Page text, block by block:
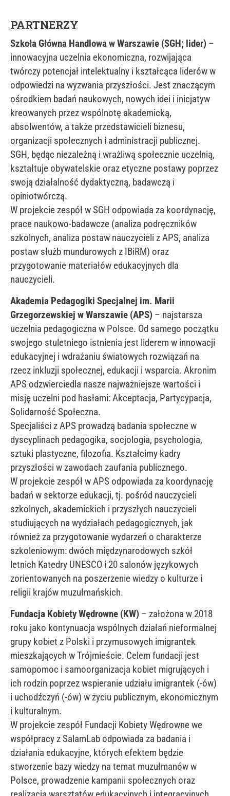
PARTNERZY
Szkoła Główna Handlowa w Warszawie (SGH; lider) –
innowacyjna uczelnia ekonomiczna, rozwijająca
twórczy potencjał intelektualny i kształcąca liderów w
odpowiedzi na wyzwania przyszłości. Jest znaczącym
ośrodkiem badań naukowych, nowych idei i inicjatyw
kreowanych przez wspólnotę akademicką,
absolwentów, a także przedstawicieli biznesu,
organizacji społecznych i administracji publicznej.
SGH, będąc niezależną i wrażliwą społecznie uczelnią,
kształtuje obywatelskie oraz etyczne postawy poprzez
swoją działalność dydaktyczną, badawczą i
opiniotwórczą.
W projekcie zespół w SGH odpowiada za koordynację,
prace naukowo-badawcze (analiza podręczników
szkolnych, analiza postaw nauczycieli z APS, analiza
postaw służb mundurowych z IBiRM) oraz
przygotowanie materiałów edukacyjnych dla
nauczycieli.
Akademia Pedagogiki Specjalnej im. Marii
Grzegorzewskiej w Warszawie (APS) – najstarsza
uczelnia pedagogiczna w Polsce. Od samego początku
swojego stuletniego istnienia jest liderem w innowacji
edukacyjnej i wdrażaniu światowych rozwiązań na
rzecz inkluzji społecznej, edukacji i wsparcia. Akronim
APS odzwierciedla nasze najważniejsze wartości i
misję uczelni pod hasłami: Akceptacja, Partycypacja,
Solidarność Społeczna.
Specjaliści z APS prowadzą badania społeczne w
dyscyplinach pedagogika, socjologia, psychologia,
sztuki plastyczne, filozofia. Kształcimy kadry
przyszłości w zawodach zaufania publicznego.
W projekcie zespół w APS odpowiada za koordynację
badań w sektorze edukacji, tj. pośród nauczycieli
szkolnych, akademickich i przyszłych nauczycieli
studiujących na wydziałach pedagogicznych, jak
również za przygotowanie wydarzeń o charakterze
szkoleniowym: dwóch międzynarodowych szkół
letnich Katedry UNESCO i 20 salonów językowych
zorientowanych na poszerzenie wiedzy o kulturze i
religii krajów muzułmańskich.
Fundacja Kobiety Wędrowne (KW) – założona w 2018
roku jako kontynuacja wspólnych działań nieformalnej
grupy kobiet z Polski i przymusowych imigrantek
mieszkających w Trójmieście. Celem fundacji jest
samopomoc i samoorganizacja kobiet migrujących i
ich rodzin poprzez wspieranie udziału imigrantek (-ów)
i uchodźczyń (-ów) w życiu publicznym, ekonomicznym
i kulturalnym.
W projekcie zespół Fundacji Kobiety Wędrowne we
współpracy z SalamLab odpowiada za badania i
działania edukacyjne, których efektem będzie
stworzenie bazy wiedzy na temat muzułmanów w
Polsce, prowadzenie kampanii społecznych oraz